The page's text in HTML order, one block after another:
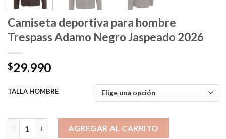
Camiseta deportiva para hombre
Trespass Adamo Negro Jaspeado 2026
$29.990
TALLA HOMBRE
AGREGAR AL CARRITO